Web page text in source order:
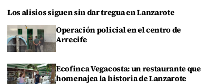
Los alisios siguen sin dar tregua en Lanzarote
Operación policial en el centro de
Arrecife
Ecofinca Vegacosta: un restaurante que
homenajea la historia de Lanzarote